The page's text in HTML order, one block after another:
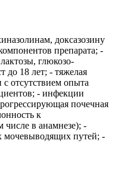
доксазозину
препарата; -
глюкозо-
до 18 лет; - тяжелая
с отсутствием опыта
- инфекции
почечная
к
числе в анамнезе); -
мочевыводящих путей; -